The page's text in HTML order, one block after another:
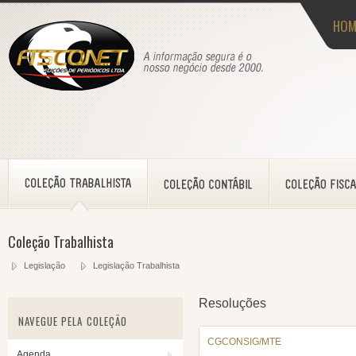
Coleção Trabalhista
Legislação Legislação Trabalhista
NAVEGUE PELA COLEÇÃO
Resoluções
CGCONSIG/MTE